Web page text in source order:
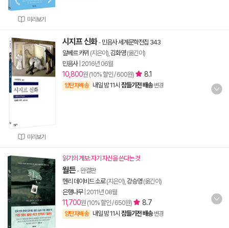
미리보기
미리보기
시지프 신화- 민음사 세계문학전집 343
알베르 카뮈 (지은이), 김화영(옮긴이)
민음사| 2016년 06월
10,800원 (10% 할인 / 600원) 8.1
양탄자배송 내일 밤 11시 잠들기전 배송 변경
읽기의 계보: 자기 자신을 쓴다는 것
월든 - 완결판
헨리 데이비드 소로(지은이), 강승영(옮긴이)
은행나무| 2011년 08월
11,700원 (10% 할인 / 650원) 8.7
양탄자배송 내일 밤 11시 잠들기전 배송 변경